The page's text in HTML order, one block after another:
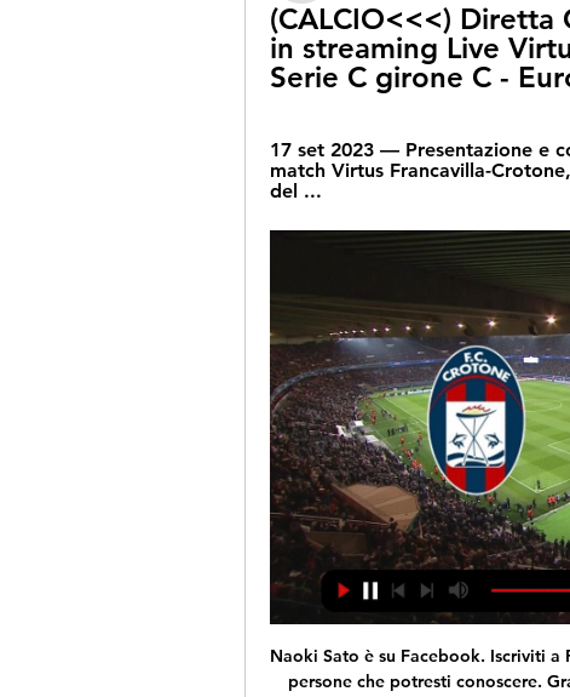
(CALCIO<<<) Diretta
in streaming Live
Serie C girone C -
17 set 2023 — Presentazione e
match Virtus Francavilla-
del ...
Naoki Sato è su Facebook. Iscriviti a Facebook per connetterti con Naoki Sato e altre persone che potresti conoscere. Grazie a Facebook puoi mantenere i contatti col mondo e avere una visione...

Crotone-Virtus Francavilla diretta tv in chiaro e streaming 3 giorni fa — Ecco dove vedere Crotone-Virtus Francavilla in diretta televisiva oppure in alternativa in streaming live. Giornata 22 del campionato di C.

Trasporto Trasmissione Automatica da e verso Brescia Confronta ora più preventivi e risparmia fino al 80% sul Trasporto Trasmissione Automatica Utilizza Cargopooling per il Trasporto Trasmissione Automatica da e verso Brescia e risparmi fino al 80% sulle tariffe convenzionali, con un servizio totalmente sicuro ed affidabile.

BlaBlaCar mette in contatto conducenti con posti liberi in auto e le persone che viaggiano nella stessa direzione: 65 milioni di utenti fidati che risparmiano fino al 70% viaggiando di città in città!

Acr Messina vs Crotone | Serie C 19. 214710. 2433-9. Virtus Francavilla logo Virtus Francavilla. 17. 214512. 2034-14. Monterosi logo Monterosi. 14. 213513. 2540-15. Brindisi FC logo Brindisi FC.

frosinone – brescia streaming live (serie b) guarda online il video live della partita del campionato di serie b (1^giornata) tra frosinone – brescia in streaming diretta tv, gratis e senza scaricare software aggiuntivi (clicca qui per l’elenco dei link – per una migliore visione potrebbe essere necessario installare un …

bayer leverkusen – barcellona streaming live. guarda online il video live della partita di champions league tra bayern leverkusen e barcellona in streaming diretta tv, gratis e senza scaricare software aggiuntivi (clicca qui per l’elenco dei link – per una migliore visione potrebbe essere necessario installare un …

Rangers-Bayer Leverkusen in programma giovedì 12 Marzo alle ore 21:00, gara valida per l’andata degli ottavi di finale di Europa League, sarà trasmessa da Sky Sport Football e Sky Sport canale.

SERIE C | Verso Crotone-Virtus Francavilla, Occhiuzzi 7:10SERIE C | Verso Crotone-Virtus Francavilla, Occhiuzzi: "I rinforzi hanno portato aria nuova in rosa". 6 views · 55 minutes agomore ...YouTube · Tele Sveva · 14 ore fa

L’assemblea dei giornalisti della RAI ha emesso una nota ufficiale indirizzata al Ministro dello Sport, Vincenzo Spadafora, che si era dimostrato favorevole alla trasmissione in chiaro della ‘Diretta Gol‘ delle partite di Serie A. Di seguito il comunicato: “Se si deroga alla legge Melandri aprendo i diritti tv criptati e autorizzandone la trasmissione in chiaro, allora bisogna aprire.

Serie C, il calendario della 19^ giornata su Sky: le partite e 22 dic 2023 — Crotone-Avellino, in diretta su Sky Sport 253 e NOW. Vicenza-Alessandria Virtus Francavilla-Potenza, in diretta su Sky Sport 254 e NOW. TAG ...

Anche Inter-Getafe, partita di Europa League in calendario per il 12 marzo, si disputerà a porte chiuse. A renderlo noto è stata la Uefa, che ne ha dato comunicazione giovedì tramite una conferma ufficiale.

Hellas Verona – Atalanta. 2020-04-26 – Serie A . Anteprima della partita Hellas Verona – Atalanta. La partita tra Hellas Verona e Atalanta sarà il giorno 2020-04-26. Questo incontro di …

Virtus Francavilla Crotone oggi, Sky o Now? Dove vederla 17 set 2023 — Virtus Francavilla e Crotone oggi in campo, Sky, Now: dove vedere la partita in diretta tv o streaming gratis - Serie C 2023/24.

COME VEDERE SASSUOLO LECCE IN TV E STREAMING. La gara tra Sassuolo e Lecce sarà trasmessa in esclusiva su Sky Sport. DAZN dunque non trasmetterà anche la gara tra i neroverdi e i giallorossi. La nuova piattaforma trasmette in esclusiva 3 gare a giornata del campionato e, come detto, non ospiterà il Sassuolo in questa giornata.

Calendario Serie C: orari partite 11-13 novembre 10 nov 2023 — Ore 20.45 Virtus Francavilla-Casertana Ore 20.45 Benevento-Giugliano – Diretta tv su Sky Sport 254, Diretta streaming su Now Tv e Sky Go.

Serie C, le partite 2023-2024 in tv e streaming su Now Guarda le partite di Serie C in diretta tv e live streaming su Now. Vedi i 20:45 - Crotone - Virtus Francavilla 20:45 - Foggia - Avellino. 21 GENNAIO. 14 ...

Crotone vs Latina | Serie C 19. 214710. 2433-9. Virtus Francavilla logo Virtus